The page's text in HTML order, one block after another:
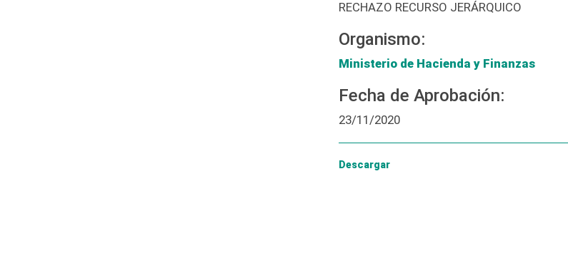
RECHAZO RECURSO JERÁRQUICO
Organismo:
Ministerio de Hacienda y Finanzas
Fecha de Aprobación:
23/11/2020
Descargar